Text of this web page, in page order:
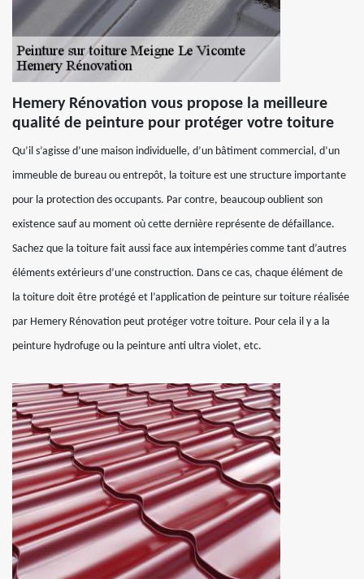
Hemery Rénovation vous propose la meilleure
qualité de peinture pour protéger votre toiture
Qu’il s’agisse d’une maison individuelle, d’un bâtiment commercial, d’un
immeuble de bureau ou entrepôt, la toiture est une structure importante
pour la protection des occupants. Par contre, beaucoup oublient son
existence sauf au moment où cette dernière représente de défaillance.
Sachez que la toiture fait aussi face aux intempéries comme tant d’autres
éléments extérieurs d’une construction. Dans ce cas, chaque élément de
la toiture doit être protégé et l’application de peinture sur toiture réalisée
par Hemery Rénovation peut protéger votre toiture. Pour cela il y a la
peinture hydrofuge ou la peinture anti ultra violet, etc.